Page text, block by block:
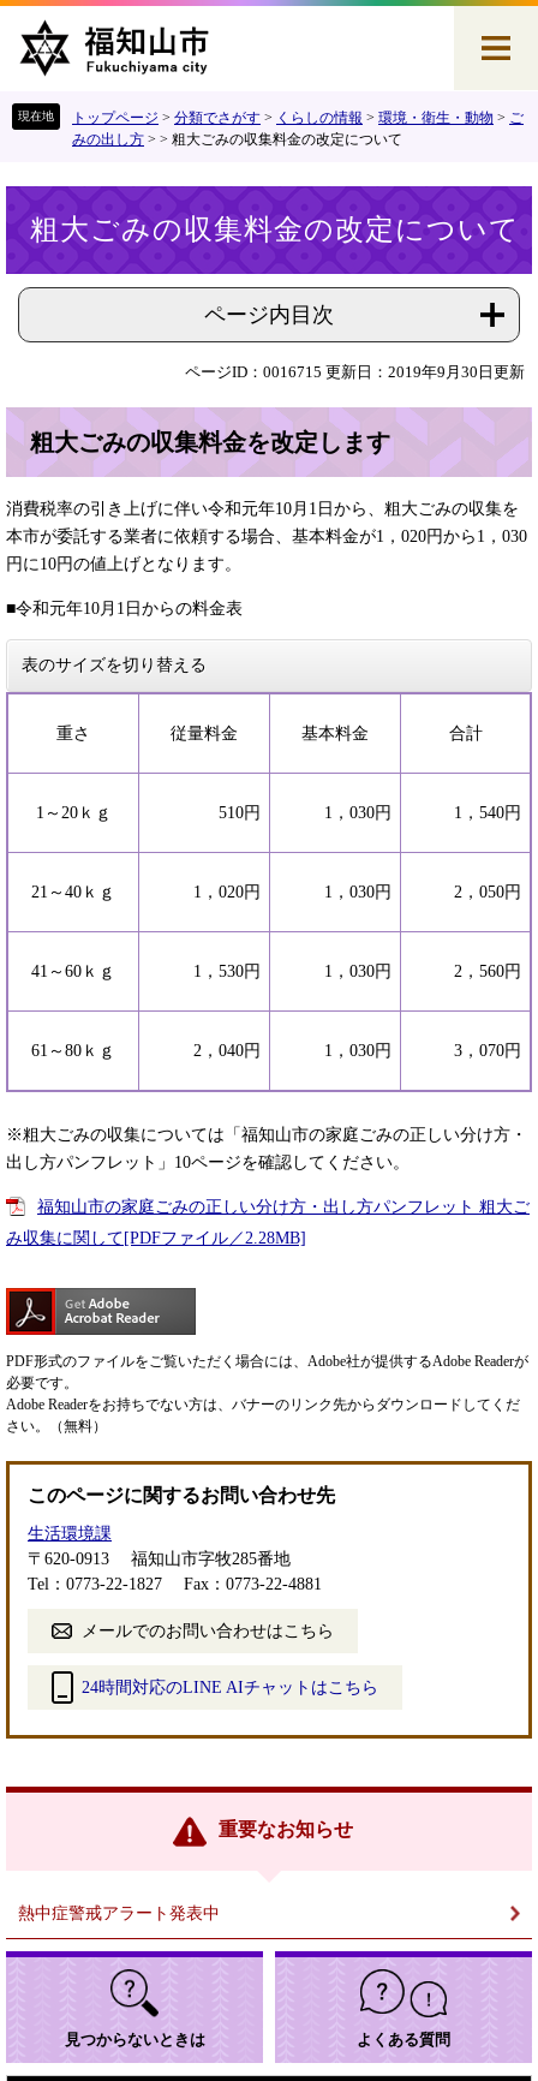
す
し
トップページ > 分類でさがす > くらしの情報 > 環境・衛生・動物 > ご
みの出し方 > > 粗大ごみの収集料金の改定について
粗大ごみの収集料金の改定について
ページ内目次
ページID：0016715 更新日：2019年9月30日更新
粗大ごみの収集料金を改定します
消費税率の引き上げに伴い令和元年10月1日から、粗大ごみの収集を
本市が委託する業者に依頼する場合、基本料金が1，020円から1，030
円に10円の値上げとなります。
■令和元年10月1日からの料金表
表のサイズを切り替える
重さ 従量料金 基本料金 合計
1～20ｋｇ 510円 1，030円 1，540円
21～40ｋｇ 1，020円 1，030円 2，050円
41～60ｋｇ 1，530円 1，030円 2，560円
61～80ｋｇ 2，040円 1，030円 3，070円
※粗大ごみの収集については「福知山市の家庭ごみの正しい分け方・
出し方パンフレット」10ページを確認してください。
福知山市の家庭ごみの正しい分け方・出し方パンフレット 粗大ご
み収集に関して[PDFファイル／2.28MB]
PDF形式のファイルをご覧いただく場合には、Adobe社が提供するAdobe Readerが
必要です。
Adobe Readerをお持ちでない方は、バナーのリンク先からダウンロードしてくだ
さい。（無料）
このページに関するお問い合わせ先
生活環境課
〒620-0913
福知山市字牧285番地
Tel：0773-22-1827
Fax：0773-22-4881
メールでのお問い合わせはこちら
24時間対応のLINE AIチャットはこちら
リ
重要なお知らせ
熱中症警戒アラート発表中
見つからないときは よくある質問